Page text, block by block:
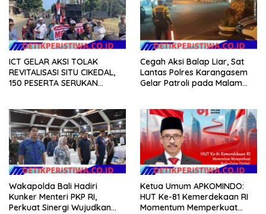
ICT GELAR AKSI TOLAK
REVITALISASI SITU CIKEDAL,
150 PESERTA SERUKAN
Cegah Aksi Balap Liar, Sat
Lantas Polres Karangasem
Gelar Patroli pada Malam
Wakapolda Bali Hadiri
Kunker Menteri PKP RI,
Perkuat Sinergi Wujudkan
Ketua Umum APKOMINDO:
HUT Ke-81 Kemerdekaan RI
Momentum Memperkuat